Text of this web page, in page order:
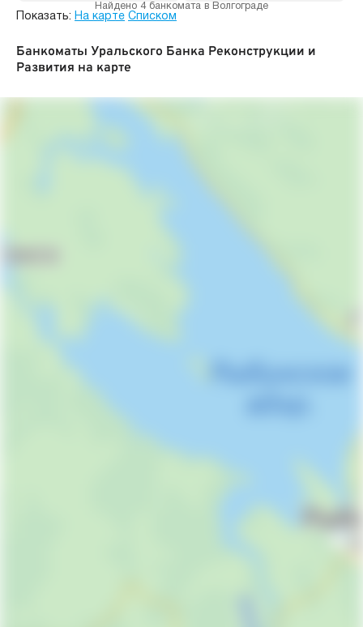
Найдено 4 банкомата в Волгограде
Показать: На карте Списком
Банкоматы Уральского Банка Реконструкции и
Развития на карте